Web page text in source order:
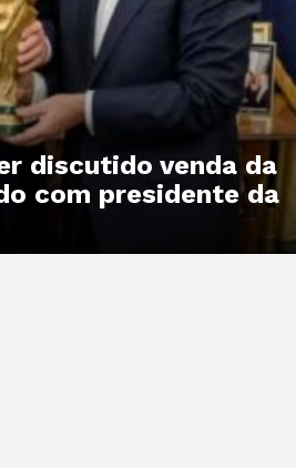
discutido venda da
com presidente da